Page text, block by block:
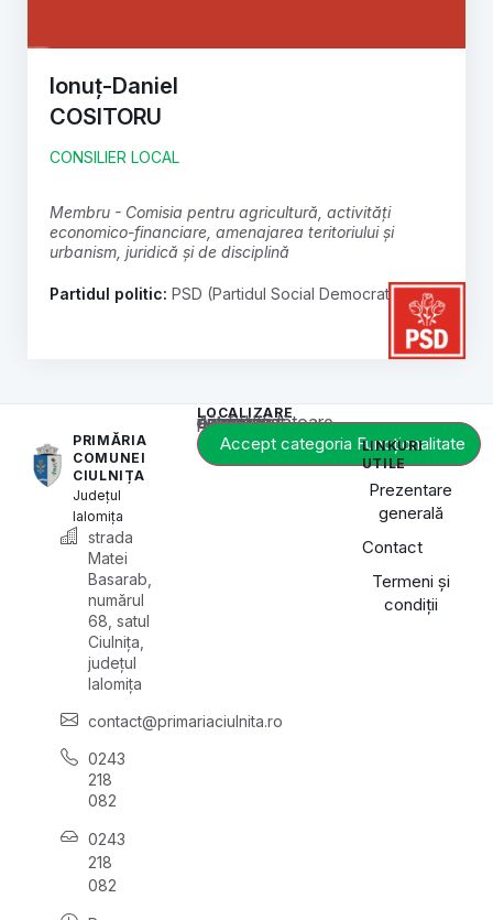
Ionuț-Daniel
COSITORU
CONSILIER LOCAL
membru - Comisia pentru agricultură, activități
economico-financiare, amenajarea teritoriului și
urbanism, juridică și de disciplină
Partidul politic: PSD (Partidul Social Democrat)
PRIMĂRIA
COMUNEI
CIULNIȚA
Județul
Ialomița
strada
Matei
Basarab,
numărul
68, satul
Ciulnița,
județul
Ialomița
contact@primariaciulnita.ro
0243
218
082
0243
218
082
LOCALIZARE
Acest conținut este blocat până când acceptați categoria corespunzătoare de cookie-uri.
Accept categoria Funcționalitate
LINKURI
UTILE
Prezentare
generală
Contact
Termeni și
condiții